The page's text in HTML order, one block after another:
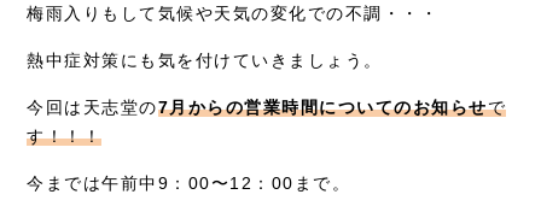
採用情報
梅雨入りもして気候や天気の変化での不調・・・
熱中症対策にも気を付けていきましょう。
今回は天志堂の7月からの営業時間についてのお知らせで
す！！！
今までは午前中9：00〜12：00まで。